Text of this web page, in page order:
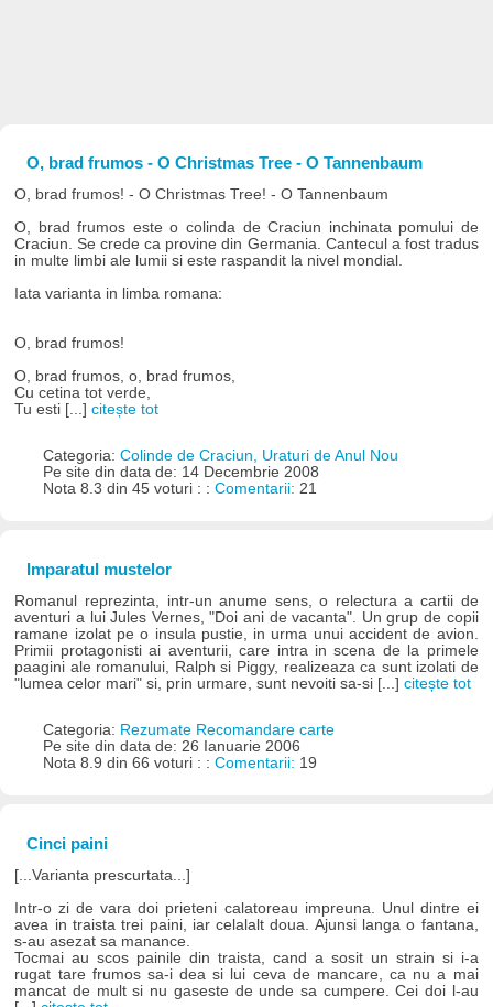
O, brad frumos - O Christmas Tree - O Tannenbaum
O, brad frumos! - O Christmas Tree! - O Tannenbaum
O, brad frumos este o colinda de Craciun inchinata pomului de
Craciun. Se crede ca provine din Germania. Cantecul a fost tradus
in multe limbi ale lumii si este raspandit la nivel mondial.
Iata varianta in limba romana:
O, brad frumos!
O, brad frumos, o, brad frumos,
Cu cetina tot verde,
Tu esti [...]citește tot
Categoria: Colinde de Craciun, Uraturi de Anul Nou
Pe site din data de: 14 Decembrie 2008
Nota 8.3 din 45 voturi : : Comentarii: 21
Imparatul mustelor
Romanul reprezinta, intr-un anume sens, o relectura a cartii de
aventuri a lui Jules Vernes, "Doi ani de vacanta". Un grup de copii
ramane izolat pe o insula pustie, in urma unui accident de avion.
Primii protagonisti ai aventurii, care intra in scena de la primele
paagini ale romanului, Ralph si Piggy, realizeaza ca sunt izolati de
"lumea celor mari" si, prin urmare, sunt nevoiti sa-si [...]citește tot
Categoria: Rezumate Recomandare carte
Pe site din data de: 26 Ianuarie 2006
Nota 8.9 din 66 voturi : : Comentarii: 19
Cinci paini
[...Varianta prescurtata...]
Intr-o zi de vara doi prieteni calatoreau impreuna. Unul dintre ei
avea in traista trei paini, iar celalalt doua. Ajunsi langa o fantana,
s-au asezat sa manance.
Tocmai au scos painile din traista, cand a sosit un strain si i-a
rugat tare frumos sa-i dea si lui ceva de mancare, ca nu a mai
mancat de mult si nu gaseste de unde sa cumpere. Cei doi l-au